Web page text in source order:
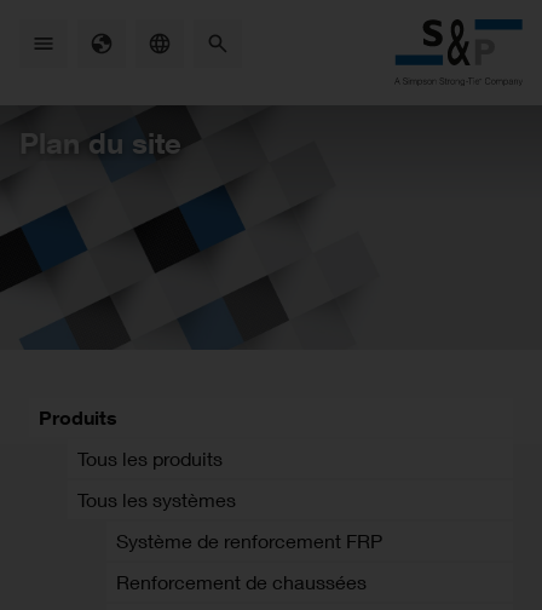
content
Plan du site
Produits
Tous les produits
Tous les systèmes
Système de renforcement FRP
Renforcement de chaussées